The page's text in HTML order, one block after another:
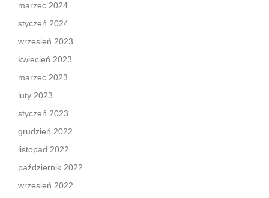
marzec 2024
styczeń 2024
wrzesień 2023
kwiecień 2023
marzec 2023
luty 2023
styczeń 2023
grudzień 2022
listopad 2022
październik 2022
wrzesień 2022